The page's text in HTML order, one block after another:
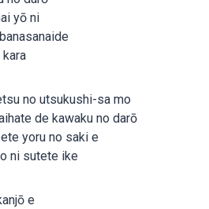
yō ni
no utsukushi-sa mo
de kawaku no darō
yoru no saki e
ni sutete ike
e